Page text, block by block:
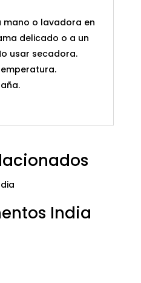
mano o lavadora en
delicado o a un
usar secadora.
India